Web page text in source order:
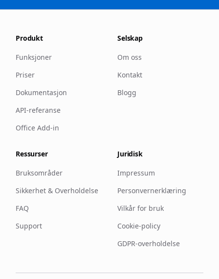
Produkt
Funksjoner
Priser
Dokumentasjon
API-referanse
Office Add-in
Selskap
Om oss
Kontakt
Blogg
Ressurser
Bruksområder
Sikkerhet & Overholdelse
FAQ
Support
Juridisk
Impressum
Personvernerklæring
Vilkår for bruk
Cookie-policy
GDPR-overholdelse